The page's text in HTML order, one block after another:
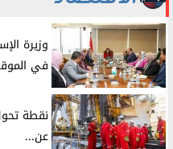
​وزيرة
في
​نقطة
عن...